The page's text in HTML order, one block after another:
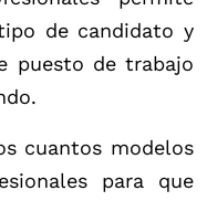
de candidato y
puesto de trabajo
cuantos modelos
para que